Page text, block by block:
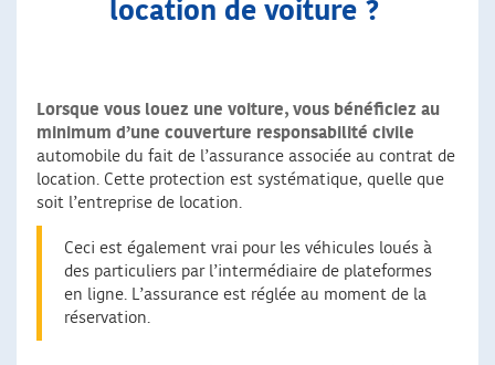
location de voiture ?
Lorsque vous louez une voiture, vous bénéficiez au
minimum d’une couverture responsabilité civile
automobile du fait de l’assurance associée au contrat de
location. Cette protection est systématique, quelle que
soit l’entreprise de location.
Ceci est également vrai pour les véhicules loués à
des particuliers par l’intermédiaire de plateformes
en ligne. L’assurance est réglée au moment de la
réservation.